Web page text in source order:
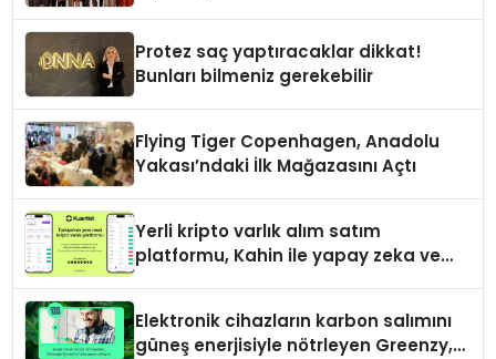
Protez saç yaptıracaklar dikkat!
Bunları bilmeniz gerekebilir
Flying Tiger Copenhagen, Anadolu
Yakası’ndaki İlk Mağazasını Açtı
Yerli kripto varlık alım satım
platformu, Kahin ile yapay zeka ve
Elektronik cihazların karbon salımını
güneş enerjisiyle nötrleyen Greenzy,